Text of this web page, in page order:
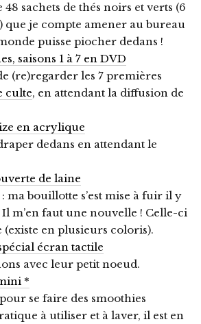
sachets de thés noirs et verts (6
que je compte amener au bureau
puisse piocher dedans !
saisons 1 à 7 en DVD
(re)regarder les 7 premières
culte, en attendant la diffusion de
en acrylique
dedans en attendant le
de laine
ma bouillotte s’est mise à fuir il y
m’en faut une nouvelle ! Celle-ci
(existe en plusieurs coloris).
écran tactile
avec leur petit noeud.
*
se faire des smoothies
à utiliser et à laver, il est en